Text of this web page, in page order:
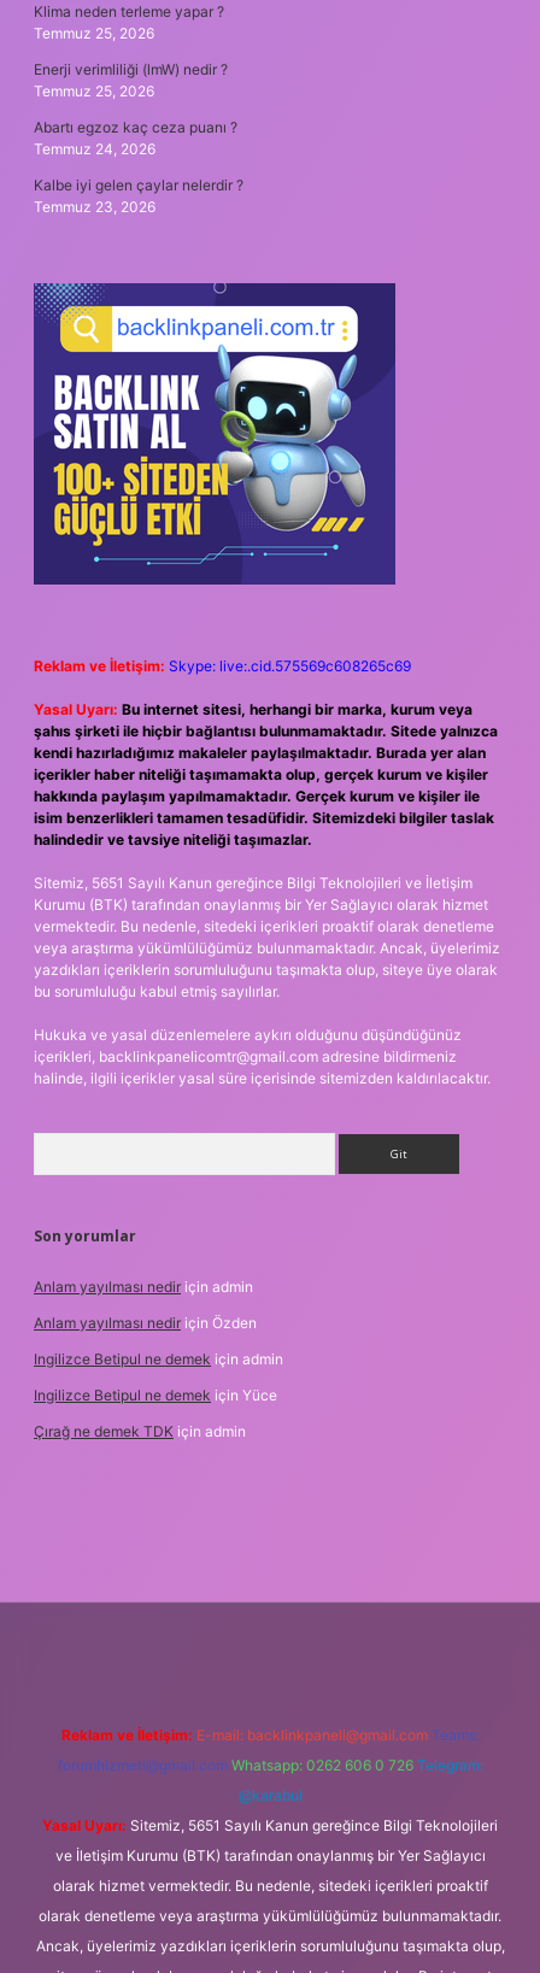
Klima neden terleme yapar ?
Temmuz 25, 2026
Enerji verimliliği (lmW) nedir ?
Temmuz 25, 2026
Abartı egzoz kaç ceza puanı ?
Temmuz 24, 2026
Kalbe iyi gelen çaylar nelerdir ?
Temmuz 23, 2026
Reklam ve İletişim: Skype: live:.cid.575569c608265c69
Yasal Uyarı: Bu internet sitesi, herhangi bir marka, kurum veya
şahıs şirketi ile hiçbir bağlantısı bulunmamaktadır. Sitede yalnızca
kendi hazırladığımız makaleler paylaşılmaktadır. Burada yer alan
içerikler haber niteliği taşımamakta olup, gerçek kurum ve kişiler
hakkında paylaşım yapılmamaktadır. Gerçek kurum ve kişiler ile
isim benzerlikleri tamamen tesadüfidir. Sitemizdeki bilgiler taslak
halindedir ve tavsiye niteliği taşımazlar.
Sitemiz, 5651 Sayılı Kanun gereğince Bilgi Teknolojileri ve İletişim
Kurumu (BTK) tarafından onaylanmış bir Yer Sağlayıcı olarak hizmet
vermektedir. Bu nedenle, sitedeki içerikleri proaktif olarak denetleme
veya araştırma yükümlülüğümüz bulunmamaktadır. Ancak, üyelerimiz
yazdıkları içeriklerin sorumluluğunu taşımakta olup, siteye üye olarak
bu sorumluluğu kabul etmiş sayılırlar.
Hukuka ve yasal düzenlemelere aykırı olduğunu düşündüğünüz
içerikleri, backlinkpanelicomtr@gmail.com adresine bildirmeniz
halinde, ilgili içerikler yasal süre içerisinde sitemizden kaldırılacaktır.
Son yorumlar
Anlam yayılması nedir için admin
Anlam yayılması nedir için Özden
Ingilizce Betipul ne demek için admin
Ingilizce Betipul ne demek için Yüce
Çırağ ne demek TDK için admin
Reklam ve İletişim: E-mail: backlinkpaneli@gmail.com Teams:
forumhizmeti@gmail.com Whatsapp: 0262 606 0 726 Telegram:
@karabul
Yasal Uyarı: Sitemiz, 5651 Sayılı Kanun gereğince Bilgi Teknolojileri
ve İletişim Kurumu (BTK) tarafından onaylanmış bir Yer Sağlayıcı
olarak hizmet vermektedir. Bu nedenle, sitedeki içerikleri proaktif
olarak denetleme veya araştırma yükümlülüğümüz bulunmamaktadır.
Ancak, üyelerimiz yazdıkları içeriklerin sorumluluğunu taşımakta olup,